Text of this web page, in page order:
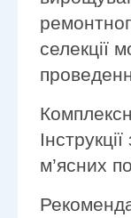
селекції
м’ясних